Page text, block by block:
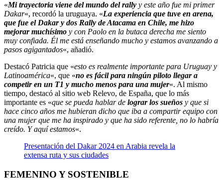
«Mi trayectoria viene del mundo del rally y este año fue mi primer
Dakar«, recordó la uruguaya. «La experiencia que tuve en arena,
que fue el Dakar y dos Rally de Atacama en Chile, me hizo
mejorar muchísimo y con Paolo en la butaca derecha me siento
muy confiada. Él me está enseñando mucho y estamos avanzando a
pasos agigantados«, añadió.
Destacó Patricia que «esto es realmente importante para Uruguay y
Latinoamérica«, que «no es fácil para ningún piloto llegar a
competir en un T1 y mucho menos para una mujer«. Al mismo
tiempo, destacó al sitio web Relevo, de España, que lo más
importante es «que se pueda hablar de lograr los sueños y que si
hace cinco años me hubieran dicho que iba a compartir equipo con
una mujer que me ha inspirado y que ha sido referente, no lo habría
creído. Y aquí estamos«.
Presentación del Dakar 2024 en Arabia revela la
extensa ruta y sus ciudades
FEMENINO Y SOSTENIBLE